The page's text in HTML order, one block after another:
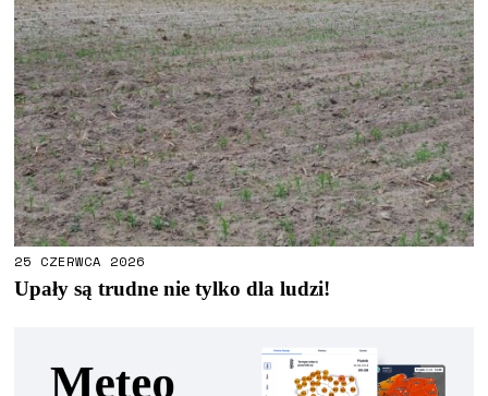
25 CZERWCA 2026
Upały są trudne nie tylko dla ludzi!